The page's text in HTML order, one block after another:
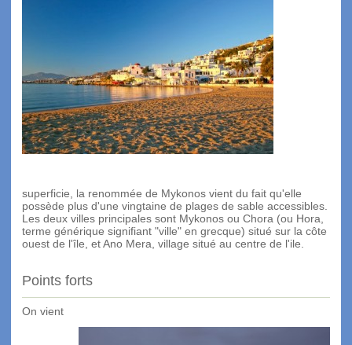
superficie, la renommée de Mykonos vient du fait qu'elle
possède plus d'une vingtaine de plages de sable accessibles.
Les deux villes principales sont Mykonos ou Chora (ou Hora,
terme générique signifiant "ville" en grecque) situé sur la côte
ouest de l'île, et Ano Mera, village situé au centre de l'ile.
Points forts
On vient